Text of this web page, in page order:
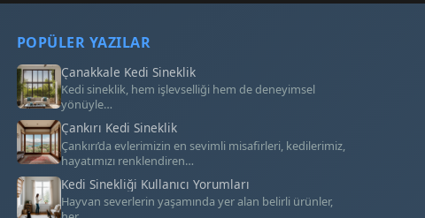
POPÜLER YAZILAR
Çanakkale Kedi Sineklik
Kedi sineklik, hem işlevselliği hem de deneyimsel
yönüyle…
Çankırı Kedi Sineklik
Çankırı’da evlerimizin en sevimli misafirleri, kedilerimiz,
hayatımızı renklendiren…
Kedi Sinekliği Kullanıcı Yorumları
Hayvan severlerin yaşamında yer alan belirli ürünler,